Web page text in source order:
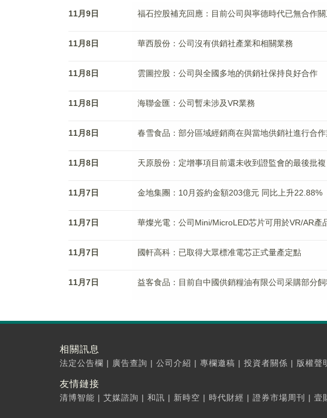
11月9日 福石控股補充回應：目前公司與寧德時代已無合作關
11月8日 華西股份：公司沒有供銷社產業和相關業務
11月8日 雲圖控股：公司與全國多地的供銷社保持良好合作
11月8日 海聯金匯：公司暫未涉及VR業務
11月8日 春雪食品：部分區域經銷商在與當地供銷社進行合
11月8日 天原股份：定增事項目前還未收到證監會的最後批複
11月7日 金地集團：10月簽約金額203億元 同比上升22.88%
11月7日 華燦光電：公司Mini/MicroLED芯片可用於VR/AR產
11月7日 國軒高科：已取得大眾標准電芯正式量產定點
11月7日 益客食品：目前自中國供銷糧油有限公司采購部分
相關訊息
法定公告欄 | 廣告查詢 | 公司介紹 | 專欄邀稿 | 投資者關係 | 版權聲
友情鏈接
清博智能 | 艾媒諮詢 | 和訊 | 新時空 | 時代財經 | 證券市場周刊 | 壹